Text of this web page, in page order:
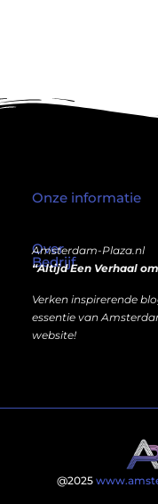
Over
Bedrijf
Amsterdam-Plaza.nl
“Altijd Een Verhaal
Verken inspirerende
essentie van
website!
Onze informatie
@2025